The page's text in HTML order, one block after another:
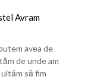
Avram
avea de
de unde am
să fim